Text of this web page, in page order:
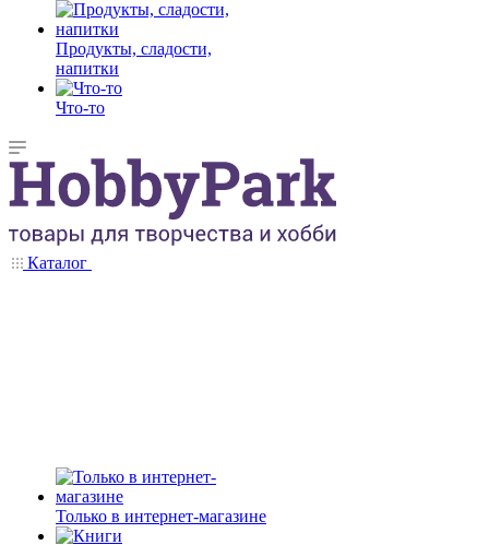
Продукты, сладости,
напитки
Что-то
Каталог
Только в интернет-магазине